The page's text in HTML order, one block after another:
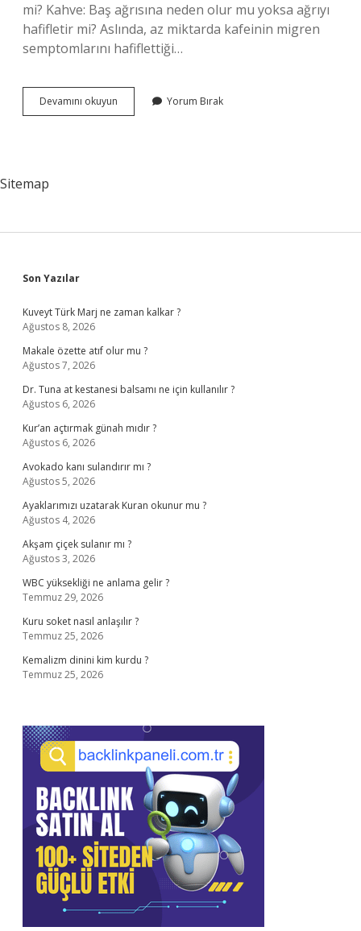
mi? Kahve: Baş ağrısına neden olur mu yoksa ağrıyı
hafifletir mi? Aslında, az miktarda kafeinin migren
semptomlarını hafiflettiği…
Devamını okuyun
Kahvesi
Yorum Bırak
Sitemap
Sidebar
Son Yazılar
Kuveyt Türk Marj ne zaman kalkar ?
Ağustos 8, 2026
Makale özette atıf olur mu ?
Ağustos 7, 2026
Dr. Tuna at kestanesi balsamı ne için kullanılır ?
Ağustos 6, 2026
Kur’an açtırmak günah mıdır ?
Ağustos 6, 2026
Avokado kanı sulandırır mı ?
Ağustos 5, 2026
Ayaklarımızı uzatarak Kuran okunur mu ?
Ağustos 4, 2026
Akşam çiçek sulanır mı ?
Ağustos 3, 2026
WBC yüksekliği ne anlama gelir ?
Temmuz 29, 2026
Kuru soket nasıl anlaşılır ?
Temmuz 25, 2026
Kemalizm dinini kim kurdu ?
Temmuz 25, 2026